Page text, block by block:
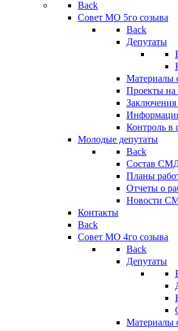
Back
Совет МО 5го созыва
Back
Депутаты
Материалы
Проекты на
Заключения
Контроль в
Молодые депутаты
Back
Состав
Планы
Отчеты о
Новости
Контакты
Back
Совет МО 4го созыва
Back
Депутаты
Материалы